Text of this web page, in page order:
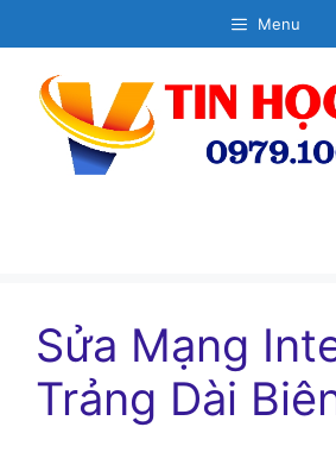
đến
dung
Menu
Sửa Mạng
Trảng Dài